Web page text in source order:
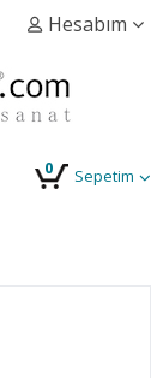
Hesabım
Sepetim
0